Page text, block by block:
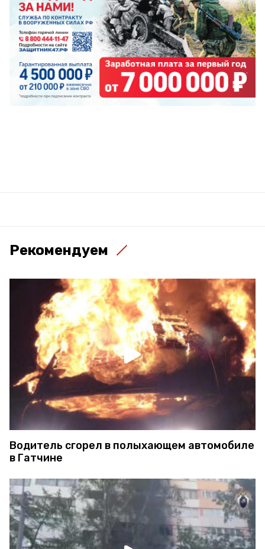
Рекомендуем
Водитель сгорел в полыхающем автомобиле
в Гатчине